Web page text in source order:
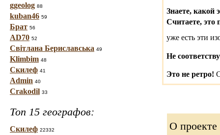
ggeolog 88
kuban46 59
Брат 56
AD70 52
Світлана Бериславська 49
Klimbim 48
Скилеф 41
Admin 40
Crakodil 33
Топ 15 географов:
Скилеф 22332
Знаете, какой
Считаете, это
уже есть эти
Не
Это не ретро!
О проекте